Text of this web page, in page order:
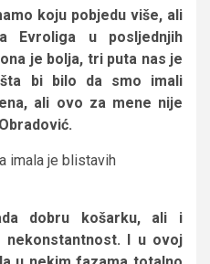
koju pobjedu više, ali
Evroliga u posljednjih
je bolja, tri puta nas je
bi bilo da smo imali
ali ovo za mene nije
Obradović.
imala je blistavih
dobru košarku, ali i
I u ovoj